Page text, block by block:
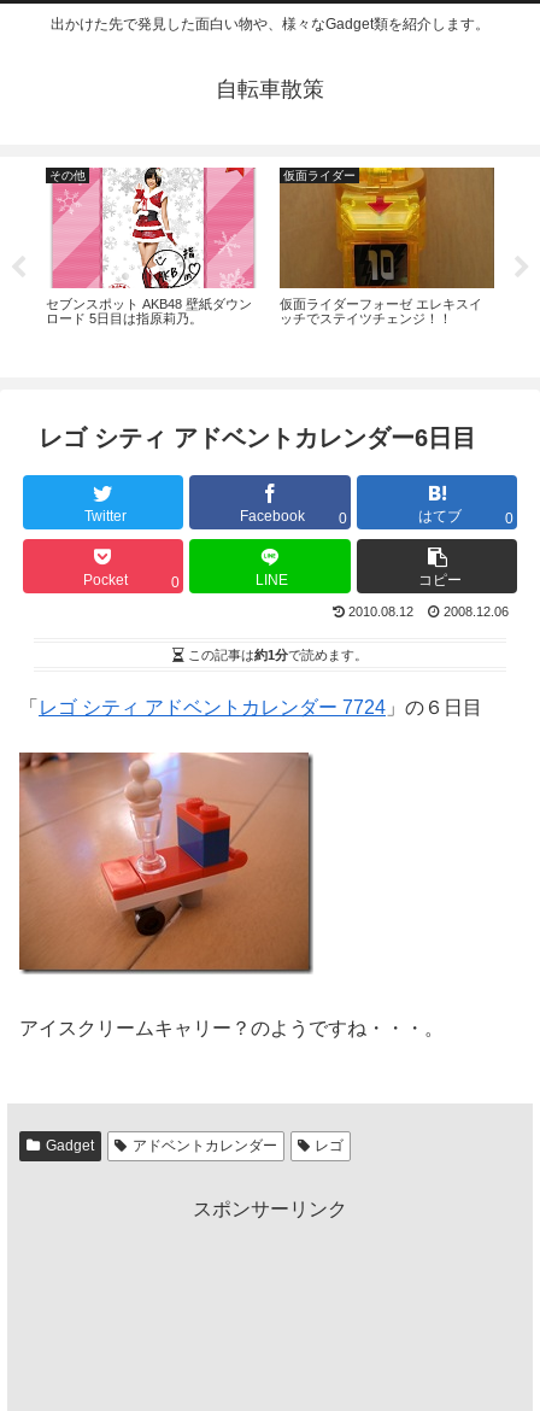
出かけた先で発見した面白い物や、様々なGadget類を紹介します。
自転車散策
その他
セブンスポット AKB48 壁紙ダウン
ロード 5日目は指原莉乃。
仮面ライダー
仮面ライダーフォーゼ エレキスイ
ッチでステイツチェンジ！！
レゴ シティ アドベントカレンダー6日目
Twitter Facebook 0 はてブ 0
Pocket 0 LINE コピー
2010.08.12 2008.12.06
この記事は約1分で読めます。
「 レゴ シティ アドベントカレンダー 7724 」の６日目
アイスクリームキャリー？のようですね・・・。
Gadget アドベントカレンダー レゴ
スポンサーリンク